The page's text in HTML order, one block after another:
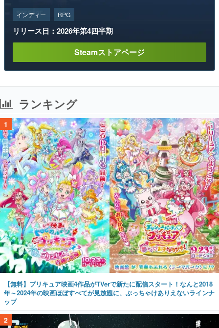
インディー RPG
リリース日：2026年第4四半期
Steamストアページ
ランキング
1
【無料】プリキュア映画4作品がTVerで新たに配信スタート！なんと2018
年～2024年の映画ほぼすべてが見放題に、ぶっちゃけありえないラインナ
ップ
2